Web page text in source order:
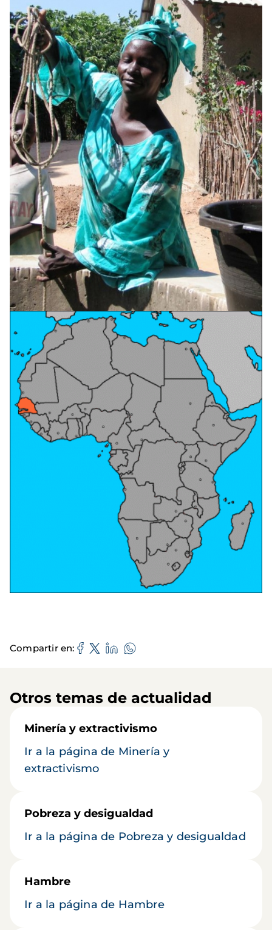
Compartir en
Otros temas de actualidad
Minería y extractivismo
Ir a la página de Minería y
extractivismo
Pobreza y desigualdad
Ir a la página de Pobreza y desigualdad
Hambre
Ir a la página de Hambre